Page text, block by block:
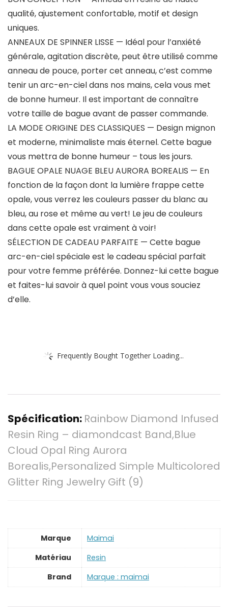
qualité, ajustement confortable, motif et design
uniques.
ANNEAUX DE SPINNER LISSE — Idéal pour l’anxiété
générale, agitation discrète, peut être utilisé comme
anneau de pouce, porter cet anneau, c’est comme
tenir un arc-en-ciel dans nos mains, cela vous met
de bonne humeur. Il est important de connaître
votre taille de bague avant de passer commande.
LA MODE ORIGINE DES CLASSIQUES — Design mignon
et moderne, minimaliste mais éternel. Cette bague
vous mettra de bonne humeur – tous les jours.
BAGUE OPALE NUAGE BLEU AURORA BOREALIS — En
fonction de la façon dont la lumière frappe cette
opale, vous verrez les couleurs passer du blanc au
bleu, au rose et même au vert! Le jeu de couleurs
dans cette opale est vraiment à voir!
SÉLECTION DE CADEAU PARFAITE — Cette bague
arc-en-ciel spéciale est le cadeau spécial parfait
pour votre femme préférée. Donnez-lui cette bague
et faites-lui savoir à quel point vous vous souciez
d’elle.
Frequently Bought Together Loading...
Spécification: Rainbow Diamond Infused
Resin Ring – diamondcast Band,Blue
Cloud Opal Ring Aurora
Borealis,Personalized Simple Multicolored
Glitter Ring Jewelry Gift (9)
Marque
‎Maimai
Matériau
‎Resin
Brand
Marque : maimai